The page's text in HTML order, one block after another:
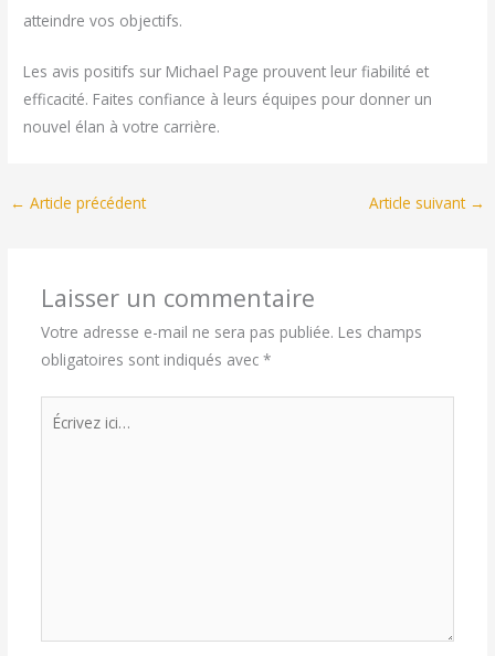
atteindre vos objectifs.
Les avis positifs sur Michael Page prouvent leur fiabilité et
efficacité. Faites confiance à leurs équipes pour donner un
nouvel élan à votre carrière.
← Article précédent Article suivant →
Laisser un commentaire
Votre adresse e-mail ne sera pas publiée. Les champs
obligatoires sont indiqués avec *
Écrivez